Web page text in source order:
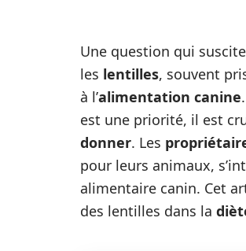
Une question qui
les lentilles, souvent
à l’alimentation canine
est une priorité, il est
donner. Les
pour leurs animaux,
alimentaire canin. Cet
des lentilles dans la